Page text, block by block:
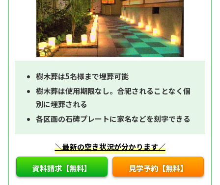
樹木葬は5名様まで埋葬可能
樹木葬は使用期限なし。合祀されることなく個
別に埋葬される
各区画の石碑プレートに家名などを刻字できる
＼最新の空き状況が分かります／
資料請求【無料】 見学予約【無料】